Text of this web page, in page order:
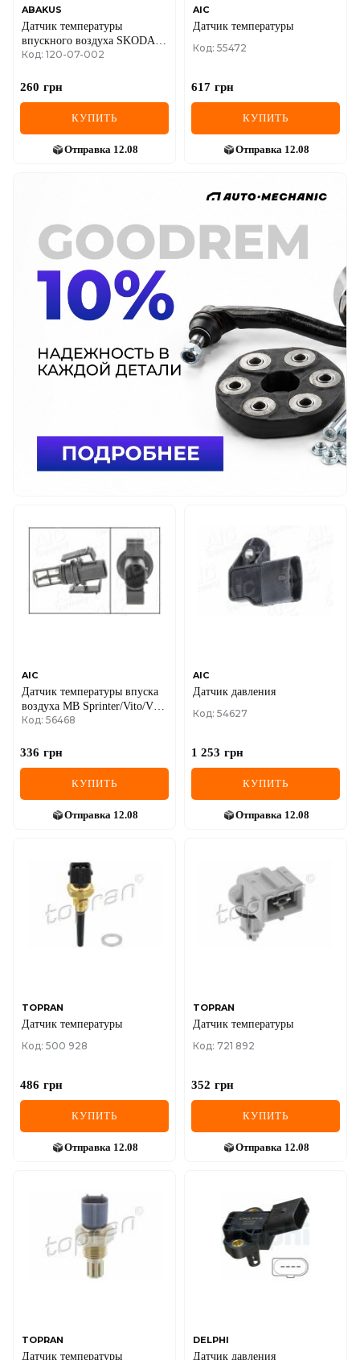
ABAKUS
Датчик температуры
впускного воздуха SKODA
OCTAVIA I (1U2) 1.6
Код: 120-07-002
260 грн
КУПИТЬ
Отправка 12.08
AIC
Датчик температуры
Код: 55472
617 грн
КУПИТЬ
Отправка 12.08
AIC
Датчик температуры впуска
воздуха MB Sprinter/Vito/VW
LT 95-
Код: 56468
336 грн
КУПИТЬ
Отправка 12.08
AIC
Датчик давления
Код: 54627
1 253 грн
КУПИТЬ
Отправка 12.08
TOPRAN
Датчик температуры
Код: 500 928
486 грн
КУПИТЬ
Отправка 12.08
TOPRAN
Датчик температуры
Код: 721 892
352 грн
КУПИТЬ
Отправка 12.08
TOPRAN
Датчик температуры
DELPHI
Датчик давления